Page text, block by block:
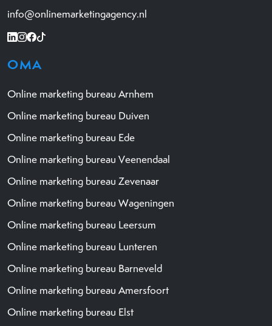
info@onlinemarketingagency.nl
OMA
Online marketing bureau Arnhem
Online marketing bureau Duiven
Online marketing bureau Ede
Online marketing bureau Veenendaal
Online marketing bureau Zevenaar
Online marketing bureau Wageningen
Online marketing bureau Leersum
Online marketing bureau Lunteren
Online marketing bureau Barneveld
Online marketing bureau Amersfoort
Online marketing bureau Elst